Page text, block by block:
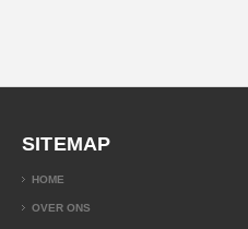
SITEMAP
HOME
OVER ONS